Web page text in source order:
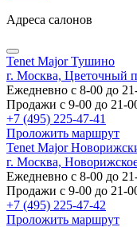
Адреса салонов
Tenet Major Тушино
г. Москва, Цветочный
Ежедневно с 8-00 до
Продажи с 9-00 до 21-
+7 (495) 225-47-41
Проложить маршрут
Tenet Major
г. Москва,
Ежедневно с 8-00 до
Продажи с 9-00 до 21-
+7 (495) 225-47-42
Проложить маршрут